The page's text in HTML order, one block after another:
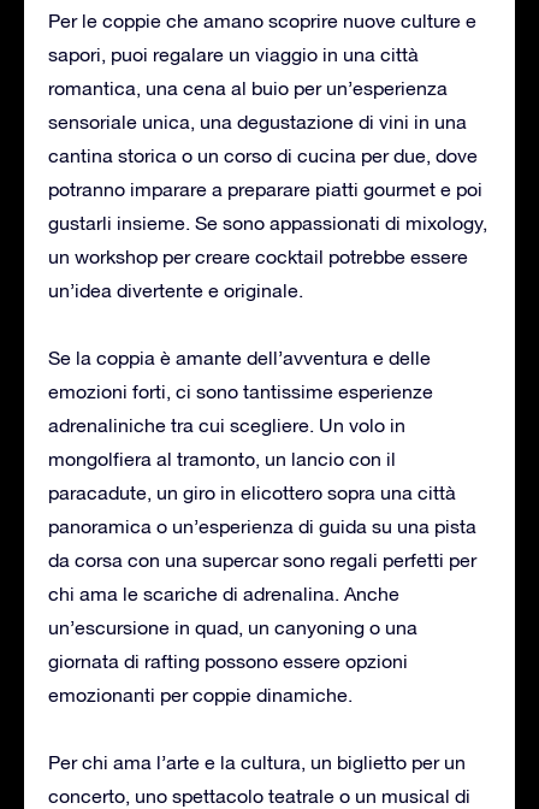
Per le coppie che amano scoprire nuove culture e
sapori, puoi regalare un viaggio in una città
romantica, una cena al buio per un’esperienza
sensoriale unica, una degustazione di vini in una
cantina storica o un corso di cucina per due, dove
potranno imparare a preparare piatti gourmet e poi
gustarli insieme. Se sono appassionati di mixology,
un workshop per creare cocktail potrebbe essere
un’idea divertente e originale.
Se la coppia è amante dell’avventura e delle
emozioni forti, ci sono tantissime esperienze
adrenaliniche tra cui scegliere. Un volo in
mongolfiera al tramonto, un lancio con il
paracadute, un giro in elicottero sopra una città
panoramica o un’esperienza di guida su una pista
da corsa con una supercar sono regali perfetti per
chi ama le scariche di adrenalina. Anche
un’escursione in quad, un canyoning o una
giornata di rafting possono essere opzioni
emozionanti per coppie dinamiche.
Per chi ama l’arte e la cultura, un biglietto per un
concerto, uno spettacolo teatrale o un musical di